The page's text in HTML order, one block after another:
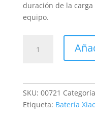
duración de la
equipo.
Batería
Pro
SKU: 00721
Etiqueta: Batería